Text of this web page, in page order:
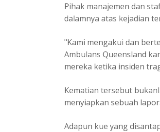
Pihak manajemen dan
dalamnya atas kejadian
"Kami mengakui dan
Ambulans Queensland
mereka ketika insiden
Kematian tersebut
menyiapkan sebuah
Adapun kue yang